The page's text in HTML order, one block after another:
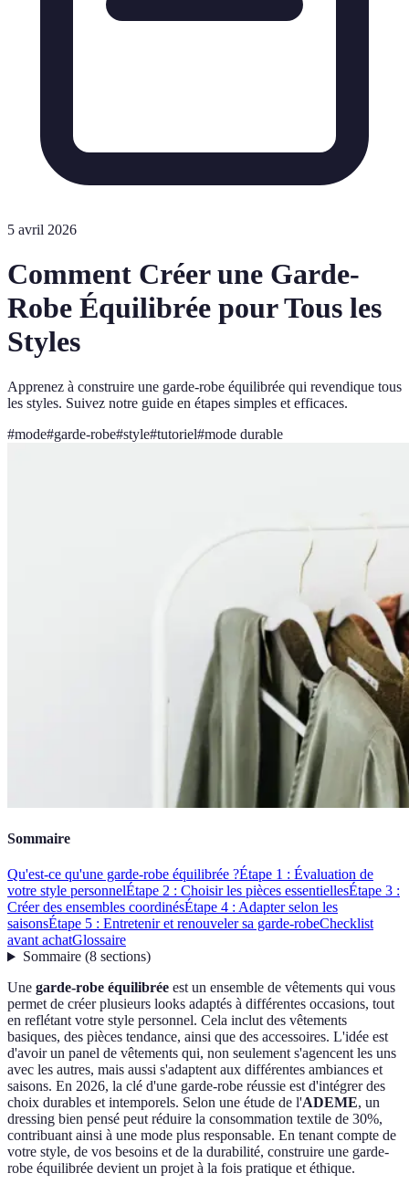
5 avril 2026
Comment Créer une Garde-
Robe Équilibrée pour Tous les
Styles
Apprenez à construire une garde-robe équilibrée qui revendique tous
les styles. Suivez notre guide en étapes simples et efficaces.
#mode#garde-robe#style#tutoriel#mode durable
Sommaire
Qu'est-ce qu'une garde-robe équilibrée ?Étape 1 : Évaluation de
votre style personnelÉtape 2 : Choisir les pièces essentiellesÉtape 3 :
Créer des ensembles coordinésÉtape 4 : Adapter selon les
saisonsÉtape 5 : Entretenir et renouveler sa garde-robeChecklist
avant achatGlossaire
Sommaire(8 sections)
Une garde-robe équilibrée est un ensemble de vêtements qui vous
permet de créer plusieurs looks adaptés à différentes occasions, tout
en reflétant votre style personnel. Cela inclut des vêtements
basiques, des pièces tendance, ainsi que des accessoires. L'idée est
d'avoir un panel de vêtements qui, non seulement s'agencent les uns
avec les autres, mais aussi s'adaptent aux différentes ambiances et
saisons. En 2026, la clé d'une garde-robe réussie est d'intégrer des
choix durables et intemporels. Selon une étude de l'ADEME, un
dressing bien pensé peut réduire la consommation textile de 30%,
contribuant ainsi à une mode plus responsable. En tenant compte de
votre style, de vos besoins et de la durabilité, construire une garde-
robe équilibrée devient un projet à la fois pratique et éthique.